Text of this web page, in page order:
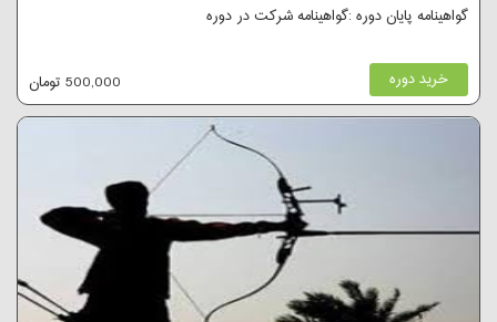
گواهینامه پایان دوره :گواهینامه شرکت در دوره
خرید دوره 500,000 تومان